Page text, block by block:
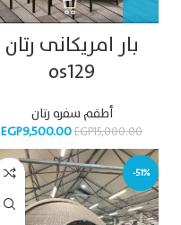
بار امريكانى رتان
os129
أطقم سفره رتان
EGP15,000.00
EGP9,500.00
-51%